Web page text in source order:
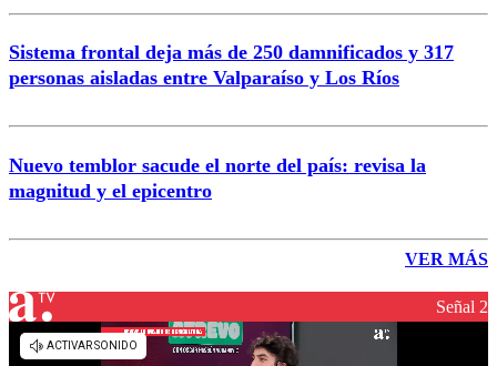
Sistema frontal deja más de 250 damnificados y 317
personas aisladas entre Valparaíso y Los Ríos
Nuevo temblor sacude el norte del país: revisa la
magnitud y el epicentro
VER MÁS
Señal 2